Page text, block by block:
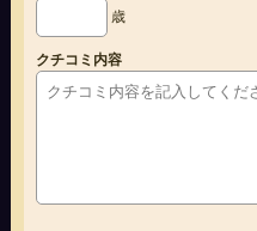
歳
クチコミ内容